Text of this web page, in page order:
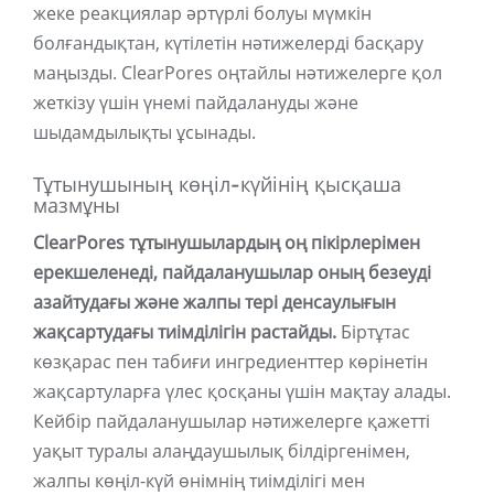
жеке реакциялар әртүрлі болуы мүмкін
болғандықтан, күтілетін нәтижелерді басқару
маңызды. ClearPores оңтайлы нәтижелерге қол
жеткізу үшін үнемі пайдалануды және
шыдамдылықты ұсынады.
Тұтынушының көңіл-күйінің қысқаша
мазмұны
ClearPores тұтынушылардың оң пікірлерімен
ерекшеленеді, пайдаланушылар оның безеуді
азайтудағы және жалпы тері денсаулығын
жақсартудағы тиімділігін растайды. Біртұтас
көзқарас пен табиғи ингредиенттер көрінетін
жақсартуларға үлес қосқаны үшін мақтау алады.
Кейбір пайдаланушылар нәтижелерге қажетті
уақыт туралы алаңдаушылық білдіргенімен,
жалпы көңіл-күй өнімнің тиімділігі мен